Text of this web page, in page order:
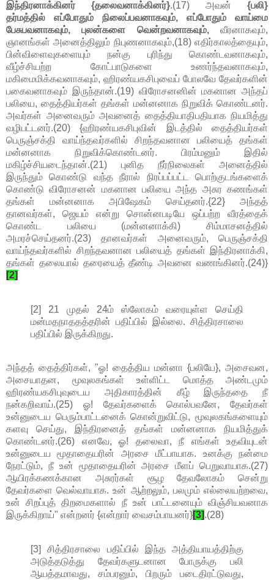
இந்திரனாக்கினர் {தலைவனாக்கினர்}.(17) அவன் {பலி}
தர்மத்தில் எப்போதும் நிலைப்பவனாகவும், எப்போதும் வாய்மை
பேசுபவனாகவும், புலன்களை வென்றவனாகவும்,வீரனாகவும்,
ஞானங்கள் அனைத்திலும் நிபுணனாகவும்,(18) எதிர்காலத்தையும்,
பின்விளைவுகளையும் நன்கு புரிந்து கொண்டவனாகவும்,
வீழ்ச்சியற்ற கோட்பாடுகளை உணர்ந்தவனாகவும்,
மகிமைமிக்கவனாகவும், ஹிரண்யகசிபுவைப் போலவே தேவர்களின்
பகைவனாகவும் இருந்தான்.(19) விரோசனனின் மகனான அந்தப்
பலியை, தைத்தியர்கள் தங்கள் மன்னனாக நிறுவிக் கொண்டனர்.
அவர்கள் அனைவரும் அவனைத் தைத்தியாதிபதியாக நியமித்து
வழிபட்டனர்.(20) {ஹிரண்யகசிபுவின் இடத்தில் தைத்தியர்கள்
பெருஞ்சக்தி வாய்ந்தவர்களில் சிறந்தவனான பலியைத் தங்கள்
மன்னனாக நிறுவிக்கொண்டனர். பிரம்மனும் இதில்
மகிழ்ச்சியடைந்தான்.(21) புனித நீர்நிலைகள் அனைத்தில்
இருந்தும் கொண்டு வந்த நீரால் நிரப்பப்பட்ட பொற்குடங்களைக்
கொண்டு விரோசனன் மகனான பலியை அந்த அசுர கணங்கள்
தங்கள் மன்னனாக அபிஷேகம் செய்தனர்.{22} அந்தத்
தானவர்கள், ஜெயம் என்று சொன்னபடியே ஒப்பற்ற வீரத்தைக்
கொண்ட பலியை (மன்னனாக்கி) சிம்மாசனத்தில்
அமரச்செய்தனர்.(23) தானவர்கள் அனைவரும், பெருஞ்சக்தி
வாய்ந்தவர்களில் சிறந்தவனான பலியைத் தங்கள் இந்திரனாக்கி,
தங்கள் தலையால் தரையைத் தீண்டி அவனை வணங்கினர்.(24)}
[2]
[2] 21 முதல் 24ம் ஸ்லோகம் வரையுள்ள செய்தி
மன்மதநாததத்தரின் பதிப்பில் இல்லை. சித்திரசாலை
பதிப்பில் இருக்கிறது.
அந்தத் தைத்திர்கள், "ஓ! தைத்திய மன்னா {பலியே}, அசைவன,
அசையாதன, மூவுலகங்கள் உள்ளிட்ட மொத்த அண்டமும்
ஹிரண்யகசிபுவுடைய அதிகாரத்தின் கீழ் இருந்ததை நீ
நன்கறிவாய்.(25) ஓ! தேவர்களைக் கொல்பவனே, தேவர்கள்
உன்னுடைய பெரும்பாட்டனைக் கொன்றுவிட்டு, மூவுலகங்களையும்
களவு செய்து, இந்திரனைத் தங்கள் மன்னனாக நியமித்துக்
கொண்டனர்.(26) எனவே, ஓ! தலைவா, நீ எங்கள் உதவியுடன்
உன்னுடைய மூதாதையரின் அரசை மீட்பாயாக. உனக்கு நன்மை
நேரட்டும், நீ உன் மூதாதையரின் அரசை மீளப் பெறுவாயாக.(27)
ஆயிரக்கணக்கான அசுரர்கள் சூழ தேவலோகம் சென்று
தேவர்களை வெல்வாயாக. உன் ஆற்றலும், பலமும் எல்லையற்றவை,
உன் சிறப்புத் திறமைகளால் நீ உன் பாட்டனையும் விஞ்சியவனாக
இருக்கிறாய்" என்றனர் {என்றார் வைசம்பாயனர்}[3].(28)
[3] சித்திரசாலை பதிப்பில் இந்த அத்தியாயத்திற்கு
அடுத்தடுத்து தேவர்களுடனான போருக்கு பலி
ஆயத்தமாவது, சம்பரனும், பிறரும் படைதிரட்டுவது,